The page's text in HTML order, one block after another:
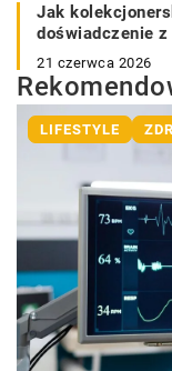
Jak
doświadczenie
21 czerwca 2026
LIFESTYLE